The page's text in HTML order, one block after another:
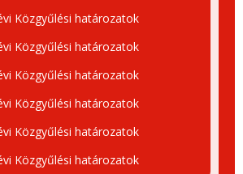
Közgyűlési határozatok
Közgyűlési határozatok
Közgyűlési határozatok
Közgyűlési határozatok
Közgyűlési határozatok
Közgyűlési határozatok